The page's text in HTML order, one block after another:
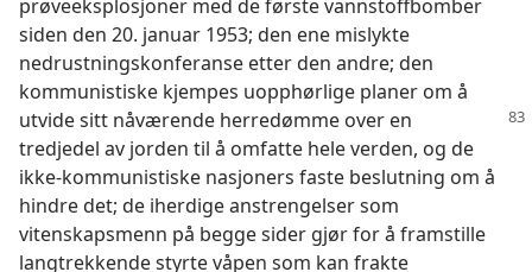
prøveeksplosjoner med de første vannstoffbomber
siden den 20. januar 1953; den ene mislykte
nedrustningskonferanse etter den andre; den
kommunistiske kjempes uopphørlige planer om å
utvide sitt nåværende herredømme over en
tredjedel av jorden til å omfatte hele verden, og de
ikke-kommunistiske nasjoners faste beslutning om å
hindre det; de iherdige anstrengelser som
vitenskapsmenn på begge sider gjør for å framstille
langtrekkende styrte våpen som kan frakte